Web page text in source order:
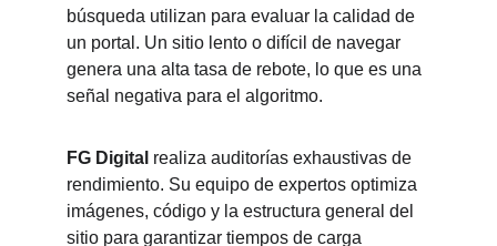
búsqueda utilizan para evaluar la calidad de
un portal. Un sitio lento o difícil de navegar
genera una alta tasa de rebote, lo que es una
señal negativa para el algoritmo.
FG Digital realiza auditorías exhaustivas de
rendimiento. Su equipo de expertos optimiza
imágenes, código y la estructura general del
sitio para garantizar tiempos de carga